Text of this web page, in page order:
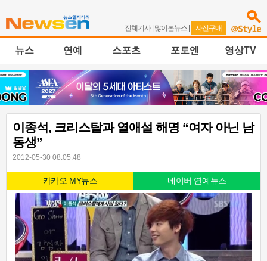
전체기사| 많이본뉴스 | 사진구매
뉴스 연예 스포츠 포토엔 영상TV
이종석, 크리스탈과 열애설 해명 “여자 아닌 남
동생”
2012-05-30 08:05:48
카카오 MY뉴스 네이버 연예뉴스